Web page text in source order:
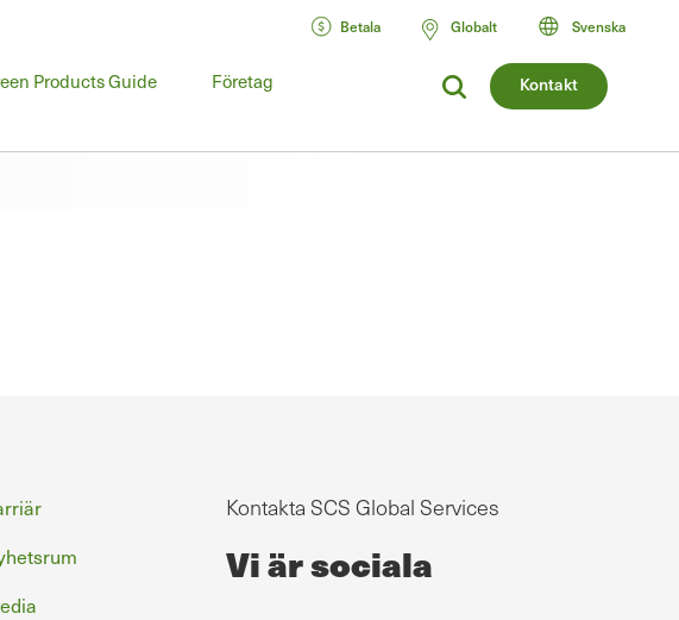
Kontakt
Products Guide Företag
Betala Globalt Svenska
Kontakta SCS Global Services
Vi är sociala